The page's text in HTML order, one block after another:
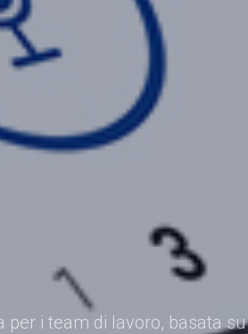
i team di lavoro, basata